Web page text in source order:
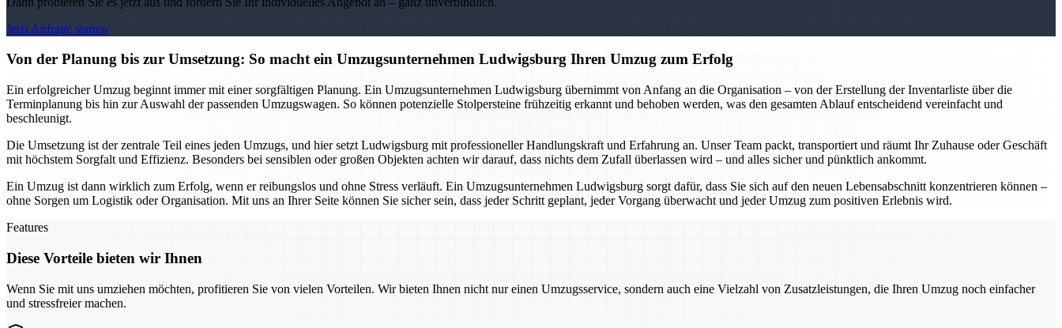
Jetzt Anfrage starten
Von der Planung bis zur Umsetzung: So macht ein Umzugsunternehmen Ludwigsburg Ihren Umzug zum Erfolg
Ein erfolgreicher Umzug beginnt immer mit einer sorgfältigen Planung. Ein Umzugsunternehmen Ludwigsburg übernimmt von Anfang an die Organisation – von der Erstellung der Inventarliste über die
Terminplanung bis hin zur Auswahl der passenden Umzugswagen. So können potenzielle Stolpersteine frühzeitig erkannt und behoben werden, was den gesamten Ablauf entscheidend vereinfacht und
beschleunigt.
Die Umsetzung ist der zentrale Teil eines jeden Umzugs, und hier setzt Ludwigsburg mit professioneller Handlungskraft und Erfahrung an. Unser Team packt, transportiert und räumt Ihr Zuhause oder Geschäft
mit höchstem Sorgfalt und Effizienz. Besonders bei sensiblen oder großen Objekten achten wir darauf, dass nichts dem Zufall überlassen wird – und alles sicher und pünktlich ankommt.
Ein Umzug ist dann wirklich zum Erfolg, wenn er reibungslos und ohne Stress verläuft. Ein Umzugsunternehmen Ludwigsburg sorgt dafür, dass Sie sich auf den neuen Lebensabschnitt konzentrieren können –
ohne Sorgen um Logistik oder Organisation. Mit uns an Ihrer Seite können Sie sicher sein, dass jeder Schritt geplant, jeder Vorgang überwacht und jeder Umzug zum positiven Erlebnis wird.
Features
Diese Vorteile bieten wir Ihnen
Wenn Sie mit uns umziehen möchten, profitieren Sie von vielen Vorteilen. Wir bieten Ihnen nicht nur einen Umzugsservice, sondern auch eine Vielzahl von Zusatzleistungen, die Ihren Umzug noch einfacher
und stressfreier machen.